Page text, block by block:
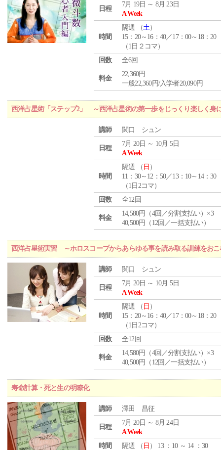
日程
7月 19日 ～ 8月 23日
A Week
時間
隔週 （土）
15：20～16：40／17：00～18：20
（1日２コマ）
回数
全6回
料金
22,360円
一般22,360円/入学者20,090円
西洋占星術「ステップ2」 ～西洋占星術の第一歩をじっくり楽しく身
講師 関口 シュン
日程
7月 20日 ～ 10月 5日
A Week
時間
隔週 （ 日 ）
11：30～12：50／13：10～14：30
（1日2コマ）
回数
全12回
料金
14,580円（4回／分割支払い）×3
40,500円（12回／一括支払い）
西洋占星術実習 ～ホロスコープからあらゆる事を読み取る訓練をおこ
講師 関口 シュン
日程
7月 20日 ～ 10月 5日
A Week
時間
隔週 （ 日 ）
15：20～16：40／17：00～18：20
（1日2コマ）
回数
全12回
料金
14,580円（4回／分割支払い）×3
40,500円（12回／一括支払い）
寿命計算・死と生の明瞭化
講師 澤田 昌征
日程
7月 20日 ～ 8月 24日
A Week
時間
隔週 （ 日 ） 13 ：10 ～ 14 ：30